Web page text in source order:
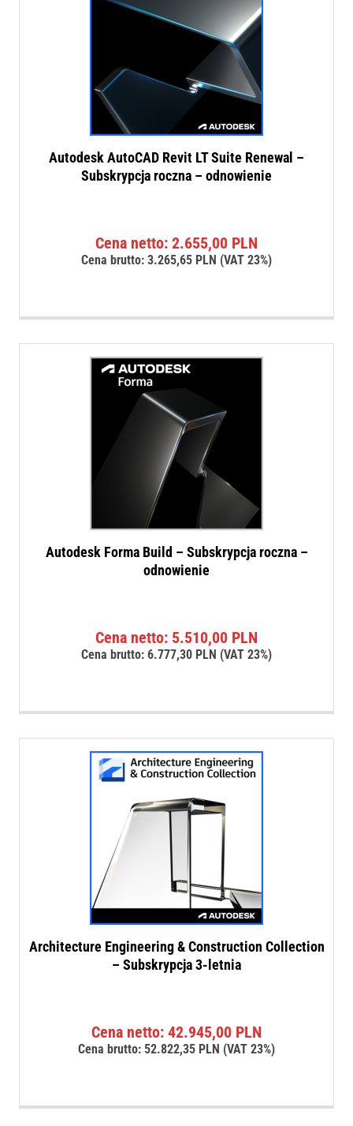
Autodesk AutoCAD Revit LT Suite Renewal –
Subskrypcja roczna – odnowienie
Cena netto:2.655,00 PLN
Cena brutto:3.265,65 PLN (VAT 23%)
Autodesk Forma Build – Subskrypcja roczna –
odnowienie
Cena netto: 5.510,00 PLN
Cena brutto:6.777,30 PLN (VAT 23%)
Architecture Engineering & Construction Collection
– Subskrypcja 3-letnia
Cena netto:42.945,00 PLN
Cena brutto:52.822,35 PLN (VAT 23%)